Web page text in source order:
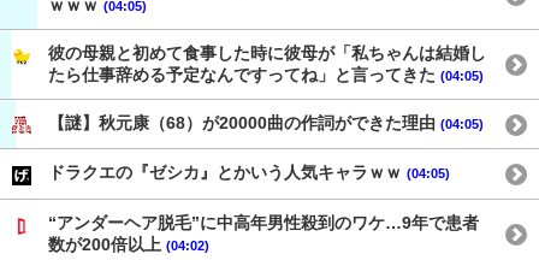
ｗｗｗ (04:05)
彼の母親と初めて食事した時に彼母が「私ちゃんは結婚し
たら仕事辞める予定なんですってね」と言ってきた (04:05)
【謎】秋元康（68）が20000曲の作詞ができた理由 (04:05)
ドラクエの『ゼシカ』とかいう人気キャラｗｗ (04:05)
“アンダーヘア脱毛”に中高年男性殺到のワケ…9年で患者
数が200倍以上 (04:02)